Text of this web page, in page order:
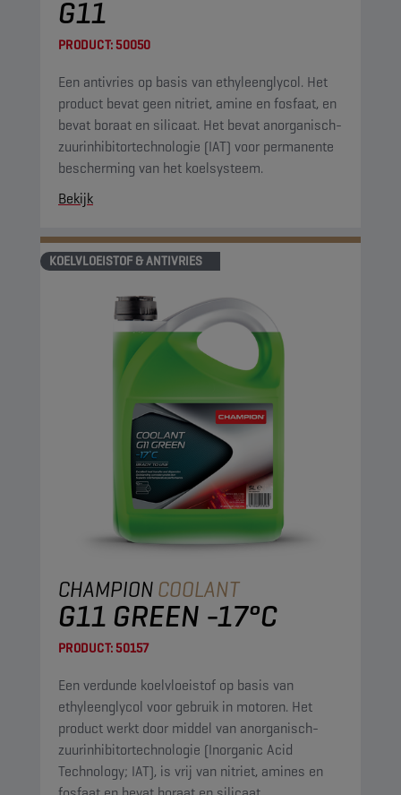
G11
PRODUCT:50050
Een antivries op basis van ethyleenglycol. Het
product bevat geen nitriet, amine en fosfaat, en
bevat boraat en silicaat. Het bevat anorganisch-
zuurinhibitortechnologie (IAT) voor permanente
bescherming van het koelsysteem.
Bekijk
KOELVLOEISTOF & ANTIVRIES
CHAMPIONCOOLANT
G11 GREEN -17°C
PRODUCT:50157
Een verdunde koelvloeistof op basis van
ethyleenglycol voor gebruik in motoren. Het
product werkt door middel van anorganisch-
zuurinhibitortechnologie (Inorganic Acid
Technology; IAT), is vrij van nitriet, amines en